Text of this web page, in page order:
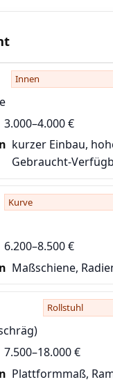
Innen
3.000–4.000 €
kurzer Einbau,
Gebraucht-
Kurve
6.200–8.500 €
Maßschiene,
Rollstuhl
7.500–18.000 €
Plattformmaß,